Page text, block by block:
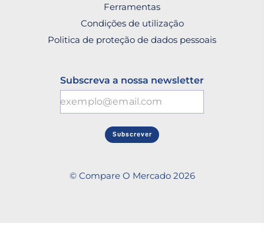
Ferramentas
Condições de utilização
Politica de proteção de dados pessoais
Subscreva a nossa newsletter
Subscrever
© Compare O Mercado 2026